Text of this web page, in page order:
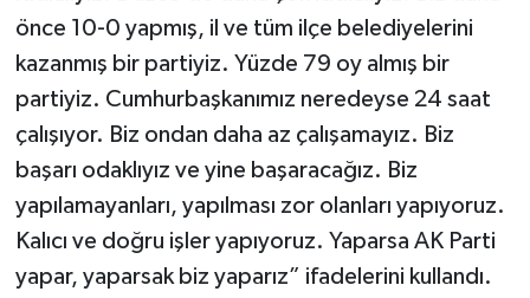
önce 10-0 yapmış, il ve tüm ilçe belediyelerini
kazanmış bir partiyiz. Yüzde 79 oy almış bir
partiyiz. Cumhurbaşkanımız neredeyse 24 saat
çalışıyor. Biz ondan daha az çalışamayız. Biz
başarı odaklıyız ve yine başaracağız. Biz
yapılamayanları, yapılması zor olanları yapıyoruz.
Kalıcı ve doğru işler yapıyoruz. Yaparsa AK Parti
yapar, yaparsak biz yaparız” ifadelerini kullandı.